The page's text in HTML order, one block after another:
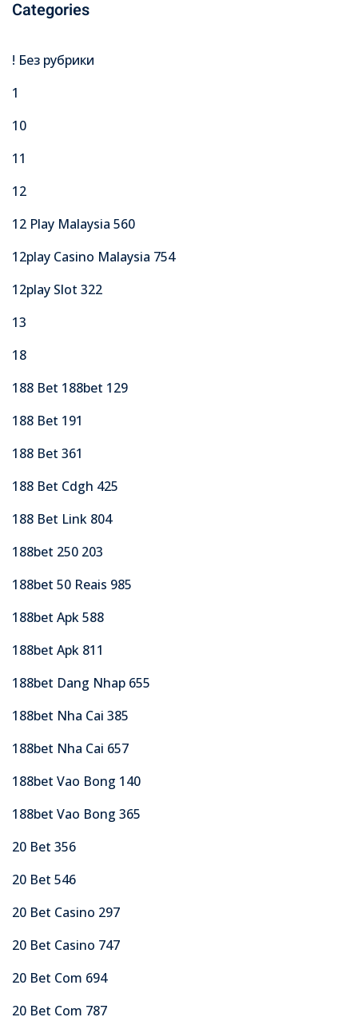
Categories
! Без рубрики
1
10
11
12
12 Play Malaysia 560
12play Casino Malaysia 754
12play Slot 322
13
18
188 Bet 188bet 129
188 Bet 191
188 Bet 361
188 Bet Cdgh 425
188 Bet Link 804
188bet 250 203
188bet 50 Reais 985
188bet Apk 588
188bet Apk 811
188bet Dang Nhap 655
188bet Nha Cai 385
188bet Nha Cai 657
188bet Vao Bong 140
188bet Vao Bong 365
20 Bet 356
20 Bet 546
20 Bet Casino 297
20 Bet Casino 747
20 Bet Com 694
20 Bet Com 787